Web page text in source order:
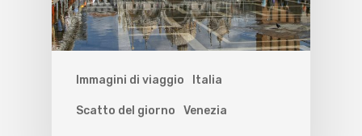
Immagini di viaggio Italia
Scatto del giorno Venezia